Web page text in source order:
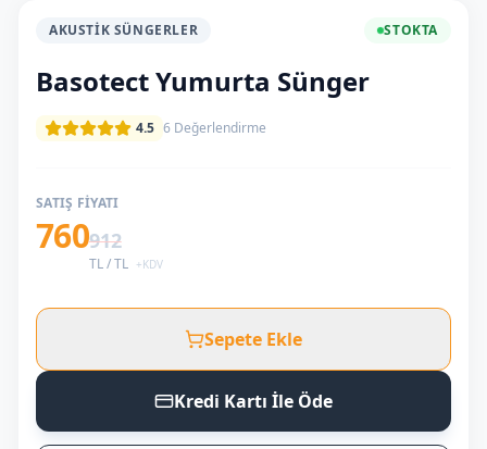
AKUSTIK SÜNGERLER STOKTA
Basotect Yumurta Sünger
4.5 6 Değerlendirme
SATIŞ FIYATI
760912
TL /TL +KDV
Sepete Ekle
Kredi Kartı İle Öde